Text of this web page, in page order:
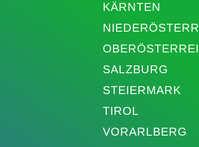
KÄRNTEN
SALZBURG
STEIERMARK
TIROL
VORARLBERG